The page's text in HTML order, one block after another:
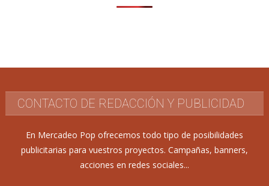
CONTACTO DE REDACCIÓN Y PUBLICIDAD
En Mercadeo Pop ofrecemos todo tipo de posibilidades
publicitarias para vuestros proyectos. Campañas, banners,
acciones en redes sociales...